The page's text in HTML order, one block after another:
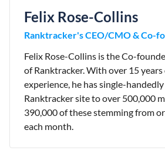
Felix Rose-Collins
Ranktracker's CEO/CMO & Co-
Felix Rose-Collins is the Co-
of Ranktracker. With over 15 years
experience, he has single-
Ranktracker site to over 500,000
390,000 of these stemming from
each month.